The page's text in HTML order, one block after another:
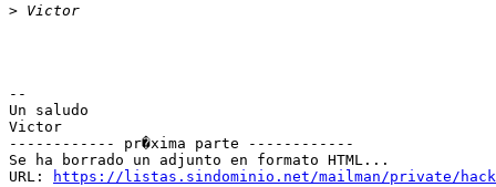
>
--
Un saludo
Victor
------------ pr�xima parte ------------
Se ha borrado un adjunto en formato HTML...
URL:
https://listas.sindominio.net/mailman/private/